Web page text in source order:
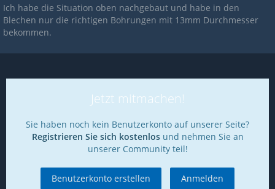
Ich habe die Situation oben nachgebaut und habe in den
Blechen nur die richtigen Bohrungen mit 13mm Durchmesser
bekommen.
Jetzt mitmachen!
Sie haben noch kein Benutzerkonto auf unserer Seite?
Registrieren Sie sich kostenlosund nehmen Sie an
unserer Community teil!
Benutzerkonto erstellen Anmelden